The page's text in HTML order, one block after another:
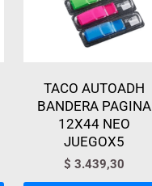
TACO AUTOADH
BANDERA PAGINA
12X44 NEO
JUEGOX5
$ 3.439,30